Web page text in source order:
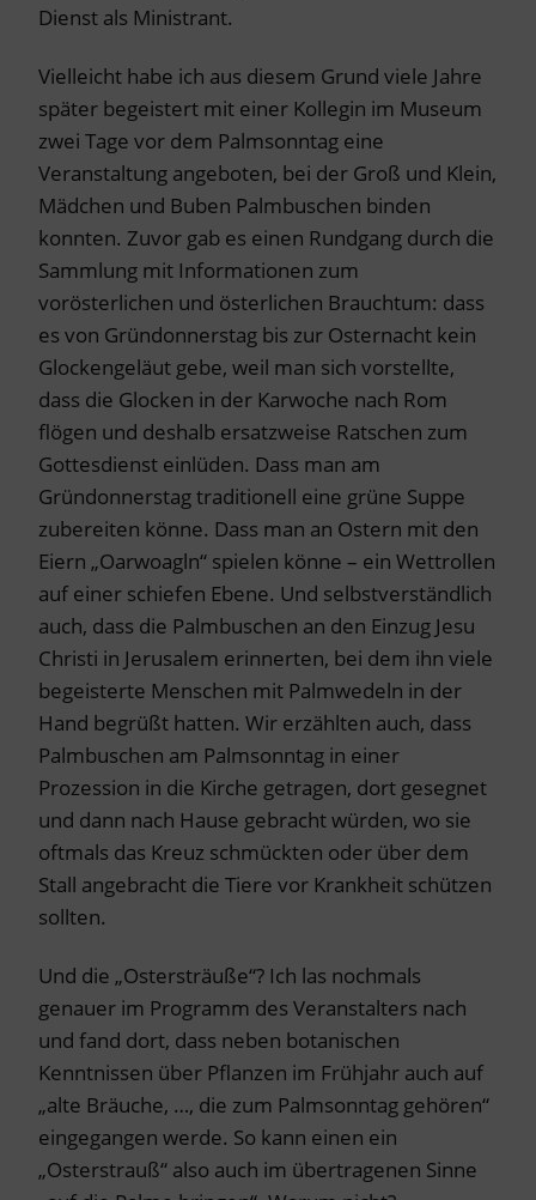
Dienst als Ministrant.
Vielleicht habe ich aus diesem Grund viele Jahre
später begeistert mit einer Kollegin im Museum
zwei Tage vor dem Palmsonntag eine
Veranstaltung angeboten, bei der Groß und Klein,
Mädchen und Buben Palmbuschen binden
konnten. Zuvor gab es einen Rundgang durch die
Sammlung mit Informationen zum
vorösterlichen und österlichen Brauchtum: dass
es von Gründonnerstag bis zur Osternacht kein
Glockengeläut gebe, weil man sich vorstellte,
dass die Glocken in der Karwoche nach Rom
flögen und deshalb ersatzweise Ratschen zum
Gottesdienst einlüden. Dass man am
Gründonnerstag traditionell eine grüne Suppe
zubereiten könne. Dass man an Ostern mit den
Eiern „Oarwoagln“ spielen könne – ein Wettrollen
auf einer schiefen Ebene. Und selbstverständlich
auch, dass die Palmbuschen an den Einzug Jesu
Christi in Jerusalem erinnerten, bei dem ihn viele
begeisterte Menschen mit Palmwedeln in der
Hand begrüßt hatten. Wir erzählten auch, dass
Palmbuschen am Palmsonntag in einer
Prozession in die Kirche getragen, dort gesegnet
und dann nach Hause gebracht würden, wo sie
oftmals das Kreuz schmückten oder über dem
Stall angebracht die Tiere vor Krankheit schützen
sollten.
Und die „Ostersträuße“? Ich las nochmals
genauer im Programm des Veranstalters nach
und fand dort, dass neben botanischen
Kenntnissen über Pflanzen im Frühjahr auch auf
„alte Bräuche, …, die zum Palmsonntag gehören“
eingegangen werde. So kann einen ein
„Osterstrauß“ also auch im übertragenen Sinne